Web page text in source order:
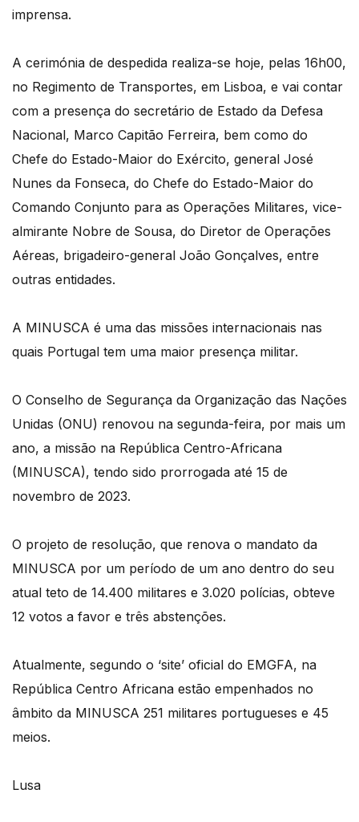
imprensa.
A cerimónia de despedida realiza-se hoje, pelas 16h00,
no Regimento de Transportes, em Lisboa, e vai contar
com a presença do secretário de Estado da Defesa
Nacional, Marco Capitão Ferreira, bem como do
Chefe do Estado-Maior do Exército, general José
Nunes da Fonseca, do Chefe do Estado-Maior do
Comando Conjunto para as Operações Militares, vice-
almirante Nobre de Sousa, do Diretor de Operações
Aéreas, brigadeiro-general João Gonçalves, entre
outras entidades.
A MINUSCA é uma das missões internacionais nas
quais Portugal tem uma maior presença militar.
O Conselho de Segurança da Organização das Nações
Unidas (ONU) renovou na segunda-feira, por mais um
ano, a missão na República Centro-Africana
(MINUSCA), tendo sido prorrogada até 15 de
novembro de 2023.
O projeto de resolução, que renova o mandato da
MINUSCA por um período de um ano dentro do seu
atual teto de 14.400 militares e 3.020 polícias, obteve
12 votos a favor e três abstenções.
Atualmente, segundo o ‘site’ oficial do EMGFA, na
República Centro Africana estão empenhados no
âmbito da MINUSCA 251 militares portugueses e 45
meios.
Lusa